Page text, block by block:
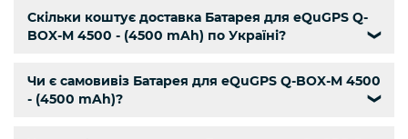
Скільки коштує доставка Батарея для eQuGPS Q-
BOX-M 4500 - (4500 mAh) по Україні?
❯
Чи є самовивіз Батарея для eQuGPS Q-BOX-M 4500
- (4500 mAh)?
❯